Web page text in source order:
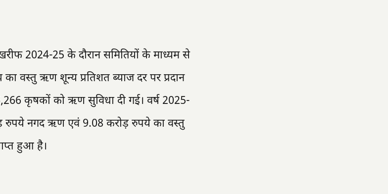
2024-25 के दौरान समितियों के माध्यम से
वस्तु ऋण शून्य प्रतिशत ब्याज दर पर प्रदान
कृषकों को ऋण सुविधा दी गई। वर्ष 2025-
नगद ऋण एवं 9.08 करोड़ रुपये का वस्तु
हुआ है।